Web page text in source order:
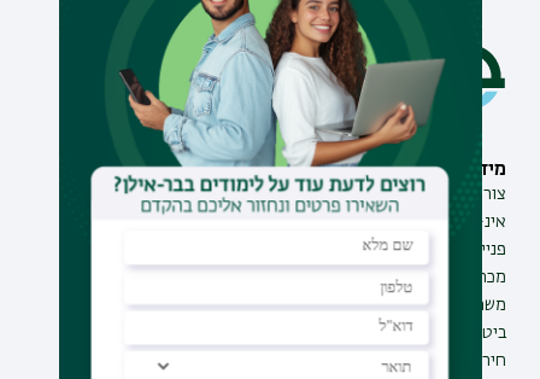
מידע וסיוע
צור קשר
אינ-בר מידע אישי לסטודנט
פנייה למנהל האתר
מכרזים
משרות בבר-אילן
ביטחון ובטיחות
חירום ועזרה ראשונה
תחומי לימוד
תואר ראשון
תוכניות העשרה